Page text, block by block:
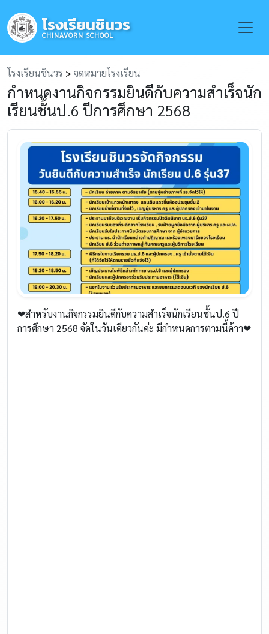
โรงเรียนชินวร
CHINAVORN SCHOOL
โรงเรียนชินวร > จดหมายโรงเรียน
กำหนดงานกิจกรรมยินดีกับความสำเร็จนัก
เรียนชั้นป.6 ปีการศึกษา 2568
❤สำหรับงานกิจกรรมยินดีกับความสำเร็จนักเรียนชั้นป.6 ปี
การศึกษา 2568 จัดในวันเดียวกันค่ะ มีกำหนดการตามนี้ค้าา❤